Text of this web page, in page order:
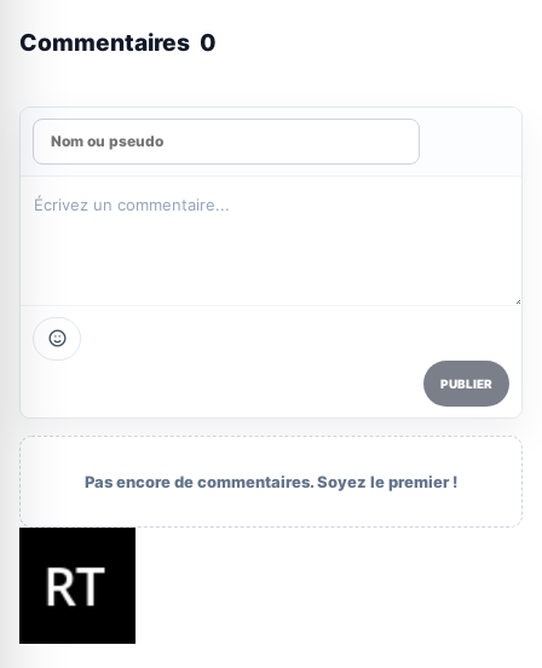
Commentaires 0
PUBLIER
Pas encore de commentaires. Soyez le premier !